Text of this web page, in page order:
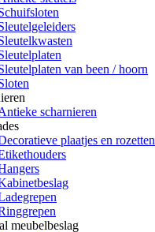
van been / hoorn
scharnieren
plaatjes en rozetten
meubelbeslag